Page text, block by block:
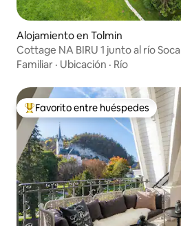
Alojamiento en Tolmin
Cottage NA BIRU 1 junto al río Soca
Familiar · Ubicación · Río
Favorito entre huéspedes preferido
Favorito entre huéspedes